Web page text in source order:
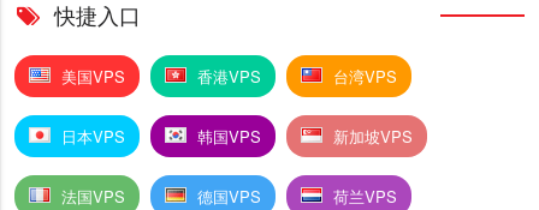
快捷入口
美国VPS 香港VPS 台湾VPS
日本VPS 韩国VPS 新加坡VPS
法国VPS 德国VPS 荷兰VPS